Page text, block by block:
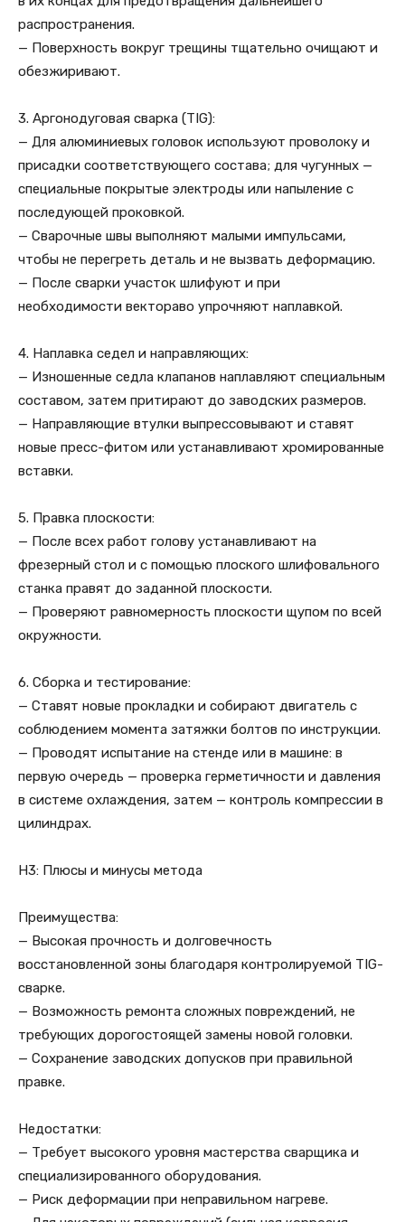
распространения.
— Поверхность вокруг трещины тщательно очищают и
обезжиривают.
3. Аргонодуговая сварка (TIG):
— Для алюминиевых головок используют проволоку и
присадки соответствующего состава; для чугунных —
специальные покрытые электроды или напыление с
последующей проковкой.
— Сварочные швы выполняют малыми импульсами,
чтобы не перегреть деталь и не вызвать деформацию.
— После сварки участок шлифуют и при
необходимости вектораво упрочняют наплавкой.
4. Наплавка седел и направляющих:
— Изношенные седла клапанов наплавляют специальным
составом, затем притирают до заводских размеров.
— Направляющие втулки выпрессовывают и ставят
новые пресс-фитом или устанавливают хромированные
вставки.
5. Правка плоскости:
— После всех работ голову устанавливают на
фрезерный стол и с помощью плоского шлифовального
станка правят до заданной плоскости.
— Проверяют равномерность плоскости щупом по всей
окружности.
6. Сборка и тестирование:
— Ставят новые прокладки и собирают двигатель с
соблюдением момента затяжки болтов по инструкции.
— Проводят испытание на стенде или в машине: в
первую очередь — проверка герметичности и давления
в системе охлаждения, затем — контроль компрессии в
цилиндрах.
H3: Плюсы и минусы метода
Преимущества:
— Высокая прочность и долговечность
восстановленной зоны благодаря контролируемой TIG-
сварке.
— Возможность ремонта сложных повреждений, не
требующих дорогостоящей замены новой головки.
— Сохранение заводских допусков при правильной
правке.
Недостатки:
— Требует высокого уровня мастерства сварщика и
специализированного оборудования.
— Риск деформации при неправильном нагреве.